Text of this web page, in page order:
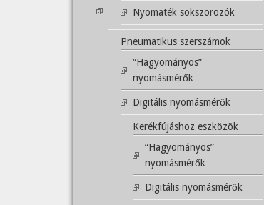
Nyomaték sokszorozók
Pneumatikus szerszámok
“Hagyományos”
nyomásmérők
Digitális nyomásmérők
Kerékfújáshoz eszközök
“Hagyományos”
nyomásmérők
Digitális nyomásmérők